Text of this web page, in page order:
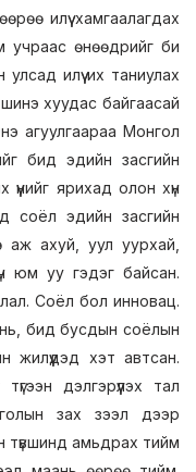
илүү хамгаалагдах
учраас өнөөдрийг би
илүү их таниулах
хуудас байгаасай
агуулгаараа Монгол
бид эдийн засгийн
үүнийг ярихад олон хүн
соёл эдийн засгийн
ахуй, уул уурхай,
юм уу гэдэг байсан.
Соёл бол инновац.
бид бусдын соёлын
жилүүдэд хэт автсан.
дэлгэрүүлэх тал
зах зээл дээр
амьдрах тийм